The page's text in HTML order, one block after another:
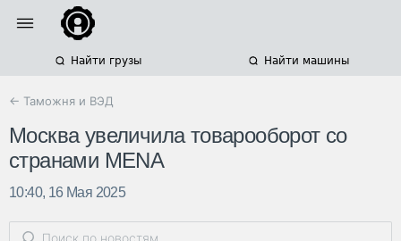
Найти грузы Найти машины
← Таможня и ВЭД
​Москва увеличила товарооборот со
странами MENA
10:40, 16 Мая 2025